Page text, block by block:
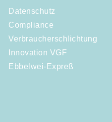
Datenschutz
Compliance
Verbraucherschlichtung
Innovation VGF
Ebbelwei-Expreß